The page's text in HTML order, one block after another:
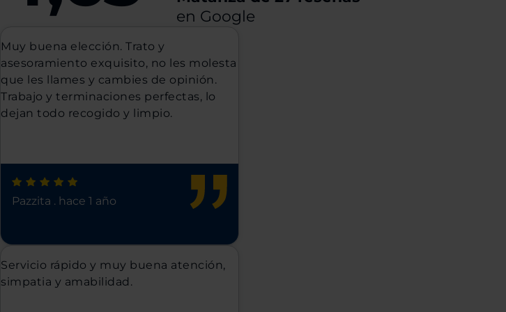
en Google
Pazzita . hace 1 año
Muy buena elección. Trato y
asesoramiento exquisito, no les molesta
que les llames y cambies de opinión.
Trabajo y terminaciones perfectas, lo
dejan todo recogido y limpio.
Servicio rápido y muy buena atención,
simpatia y amabilidad.